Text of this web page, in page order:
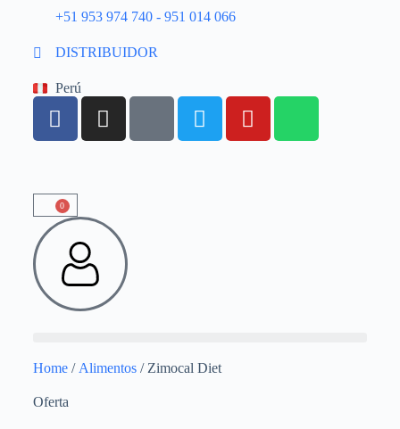
+51 953 974 740 - 951 014 066
DISTRIBUIDOR
Perú
0
Home/ Alimentos/ Zimocal Diet
Oferta